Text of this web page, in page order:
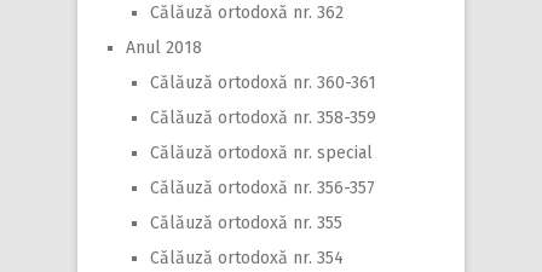
Călăuză ortodoxă nr. 362
Anul 2018
Călăuză ortodoxă nr. 360-361
Călăuză ortodoxă nr. 358-359
Călăuză ortodoxă nr. special
Călăuză ortodoxă nr. 356-357
Călăuză ortodoxă nr. 355
Călăuză ortodoxă nr. 354